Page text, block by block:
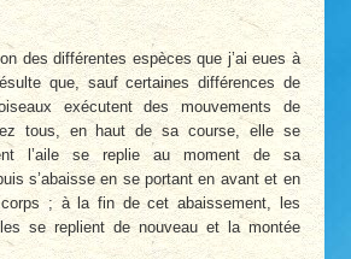
des différentes espèces que j’ai eues à
que, sauf certaines différences de
exécutent des mouvements de
tous, en haut de sa course, elle se
l’aile se replie au moment de sa
s’abaisse en se portant en avant et en
; à la fin de cet abaissement, les
se replient de nouveau et la montée